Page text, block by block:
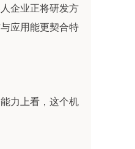
企业正将研发方
应用能更契合特
力上看，这个机